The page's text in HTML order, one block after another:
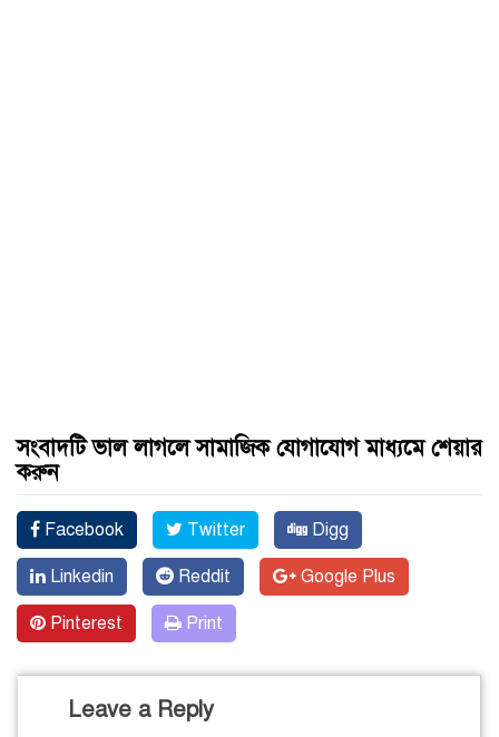
সংবাদটি ভাল লাগলে সামাজিক যোগাযোগ মাধ্যমে শেয়ার
করুন
Facebook Twitter Digg
Linkedin Reddit Google Plus
Pinterest Print
Leave a Reply